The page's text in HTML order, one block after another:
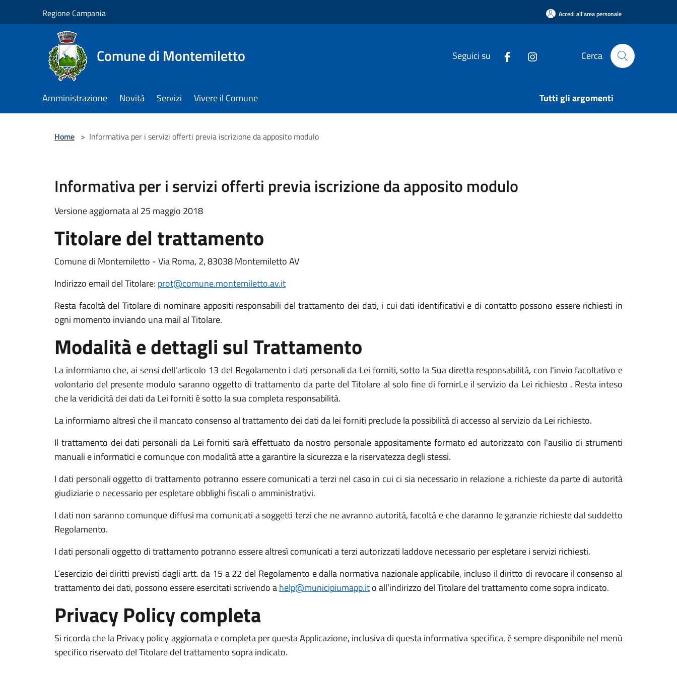
Regione Campania Accedi all'area personale
Comune di Montemiletto Seguici su Cerca
Amministrazione Novità Servizi Vivere il Comune Tutti gli argomenti
Home > Informativa per i servizi offerti previa iscrizione da apposito modulo
Informativa per i servizi offerti previa iscrizione da apposito modulo
Versione aggiornata al 25 maggio 2018
Titolare del trattamento
Comune di Montemiletto - Via Roma, 2, 83038 Montemiletto AV
Indirizzo email del Titolare: prot@comune.montemiletto.av.it
Resta facoltà del Titolare di nominare appositi responsabili del trattamento dei dati, i cui dati identificativi e di contatto possono essere richiesti in
ogni momento inviando una mail al Titolare.
Modalità e dettagli sul Trattamento
La informiamo che, ai sensi dell'articolo 13 del Regolamento i dati personali da Lei forniti, sotto la Sua diretta responsabilità, con l'invio facoltativo e
volontario del presente modulo saranno oggetto di trattamento da parte del Titolare al solo fine di fornirLe il servizio da Lei richiesto . Resta inteso
che la veridicità dei dati da Lei forniti è sotto la sua completa responsabilità.
La informiamo altresì che il mancato consenso al trattamento dei dati da lei forniti preclude la possibilità di accesso al servizio da Lei richiesto.
Il trattamento dei dati personali da Lei forniti sarà effettuato da nostro personale appositamente formato ed autorizzato con l'ausilio di strumenti
manuali e informatici e comunque con modalità atte a garantire la sicurezza e la riservatezza degli stessi.
I dati personali oggetto di trattamento potranno essere comunicati a terzi nel caso in cui ci sia necessario in relazione a richieste da parte di autorità
giudiziarie o necessario per espletare obblighi fiscali o amministrativi.
I dati non saranno comunque diffusi ma comunicati a soggetti terzi che ne avranno autorità, facoltà e che daranno le garanzie richieste dal suddetto
Regolamento.
I dati personali oggetto di trattamento potranno essere altresì comunicati a terzi autorizzati laddove necessario per espletare i servizi richiesti.
L’esercizio dei diritti previsti dagli artt. da 15 a 22 del Regolamento e dalla normativa nazionale applicabile, incluso il diritto di revocare il consenso al
trattamento dei dati, possono essere esercitati scrivendo ahelp@municipiumapp.ito all’indirizzo del Titolare del trattamento come sopra indicato.
Privacy Policy completa
Si ricorda che la Privacy policy aggiornata e completa per questa Applicazione, inclusiva di questa informativa specifica, è sempre disponibile nel menù
specifico riservato del Titolare del trattamento sopra indicato.